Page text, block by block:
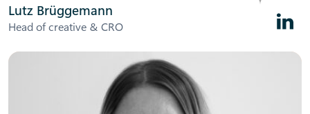
Lutz Brüggemann
Head of creative & CRO